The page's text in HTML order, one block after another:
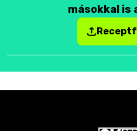
másokkal is